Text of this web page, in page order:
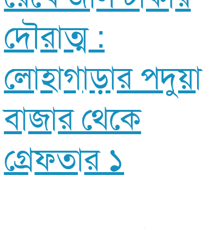
দৌরাত্ম :
লোহাগাড়ার পদুয়া
বাজার থেকে
গ্রেফতার ১